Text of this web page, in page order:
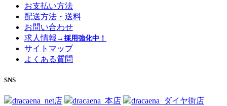
お支払い方法
配送方法・送料
お問い合わせ
求人情報 →採用強化中！
サイトマップ
よくある質問
SNS
dracaena_net店 dracaena_本店 dracaena_ダイヤ街店